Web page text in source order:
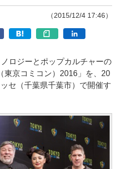
（2015/12/4 17:46）
ロジーとポップカルチャーの
東京コミコン）2016」を、20
セ（千葉県千葉市）で開催す